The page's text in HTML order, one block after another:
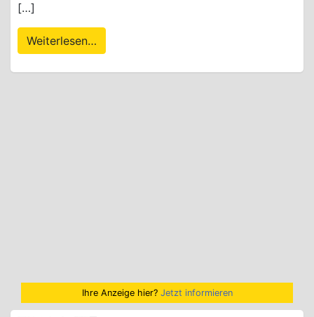
[…]
Weiterlesen…
Ihre Anzeige hier? Jetzt informieren